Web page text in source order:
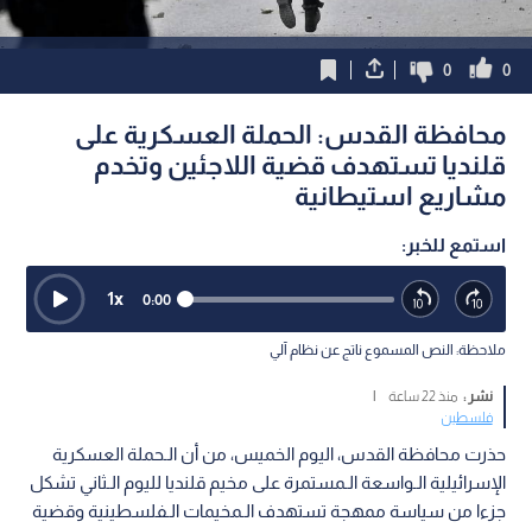
0
0
محافظة القدس: الحملة العسكرية على
قلنديا تستهدف قضية اللاجئين وتخدم
مشاريع استيطانية
استمع للخبر:
0:00
1x
ملاحظة: النص المسموع ناتج عن نظام آلي
نشر : منذ 22 ساعة
فلسطين
حذرت محافظة القدس، اليوم الخميس، من أن الـحملة العسكرية
الإسرائيلية الـواسعة الـمستمرة على مخيم قلنديا لليوم الـثاني تشكل
جزءا من سياسة ممهجة تستهدف الـمخيمات الـفلسطينية وقضية